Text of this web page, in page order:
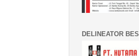
DELINEATOR BESI